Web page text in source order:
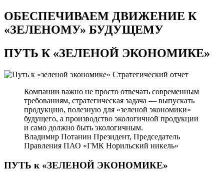
ОБЕСПЕЧИВАЕМ ДВИЖЕНИЕ К
«ЗЕЛЕНОМУ» БУДУЩЕМУ
ПУТЬ К«ЗЕЛЕНОЙ ЭКОНОМИКЕ»
Стратегический отчет
Компании важно не просто отвечать современным
требованиям, стратегическая задача — выпускать
продукцию, полезную для «зеленой экономики»
будущего, а производство экологичной продукции
и само должно быть экологичным.
Владимир Потанин Президент, Председатель
Правления ПАО «ГМК Норильский никель»
ПУТЬ к «ЗЕЛЕНОЙ ЭКОНОМИКЕ»